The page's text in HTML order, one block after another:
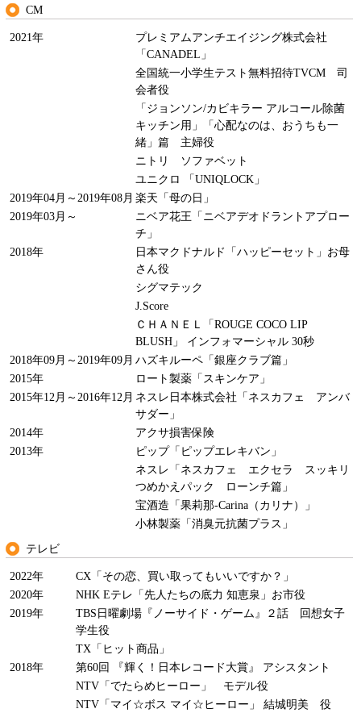
CM
2021年
プレミアムアンチエイジング株式会社
「CANADEL」
全国統一小学生テスト無料招待TVCM 司
会者役
「ジョンソン/カビキラー アルコール除菌
キッチン用」「心配なのは、おうちも一
緒」篇 主婦役
ニトリ ソファベット
ユニクロ 「UNIQLOCK」
2019年04月～2019年08月 楽天「母の日」
2019年03月～
ニベア花王「ニベアデオドラントアプロー
チ」
2018年
日本マクドナルド「ハッピーセット」お母
さん役
シグマテック
J.Score
ＣＨＡＮＥＬ「ROUGE COCO LIP
BLUSH」 インフォマーシャル 30秒
2018年09月～2019年09月 ハズキルーペ「銀座クラブ篇」
2015年
ロート製薬「スキンケア」
2015年12月～2016年12月 ネスレ日本株式会社「ネスカフェ アンバ
サダー」
2014年
アクサ損害保険
2013年
ピップ「ピップエレキバン」
ネスレ「ネスカフェ エクセラ スッキリ
つめかえパック ローンチ篇」
宝酒造「果莉那-Carina（カリナ）」
小林製薬「消臭元抗菌プラス」
テレビ
2022年
CX「その恋、買い取ってもいいですか？」
2020年
NHK Eテレ「先人たちの底力 知恵泉」お市役
2019年
TBS日曜劇場『ノーサイド・ゲーム』２話 回想女子
学生役
TX「ヒット商品」
2018年
第60回 『輝く！日本レコード大賞』 アシスタント
NTV「でたらめヒーロー」 モデル役
NTV「マイ☆ボス マイ☆ヒーロー」 結城明美 役